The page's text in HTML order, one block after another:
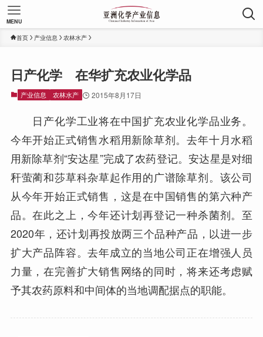
MENU
首页 产业信息 农林水产
日产化学 在华扩充农业化学品
产业信息 农林水产 2015年8月17日
日产化学工业将在中国扩充农业化学品业务。
今年开始正式销售水稻用新除草剂。去年十月水稻
用新除草剂“安达星”完成了农药登记。安达星是对细
秆萤蔺和莎草科杂草起作用的广谱除草剂。该公司
从今年开始正式销售，这是在中国销售的第六种产
品。在此之上，今年还计划再登记一种杀菌剂。至
2020年，还计划再投放两三个品种产品，以进一步
扩大产品阵容。去年成立的当地公司正在增强人员
力量，在完善扩大销售网络的同时，将来还考虑赋
予其农药原料和中间体的当地调配据点的职能。